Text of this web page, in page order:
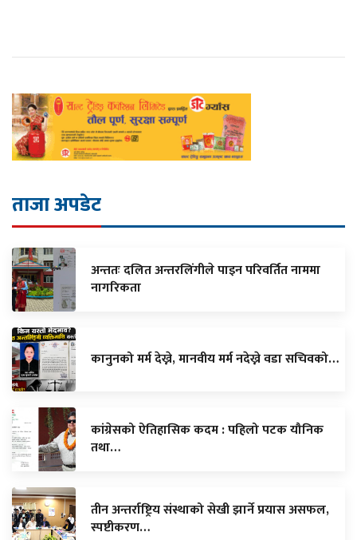
ताजा अपडेट
अन्ततः दलित अन्तरलिंगीले पाइन परिवर्तित नाममा
नागरिकता
कानुनको मर्म देख्ने, मानवीय मर्म नदेख्ने वडा सचिवको…
कांग्रेसको ऐतिहासिक कदम : पहिलो पटक यौनिक
तथा…
तीन अन्तर्राष्ट्रिय संस्थाको सेखी झार्ने प्रयास असफल,
स्पष्टीकरण…